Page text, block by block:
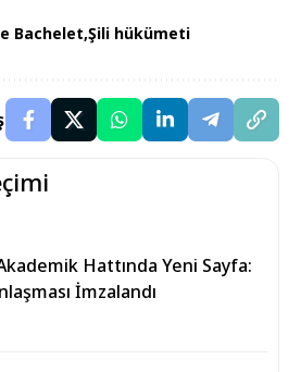
Bachelet Şili hükümeti
Hattında Yeni Sayfa:
İmzalandı